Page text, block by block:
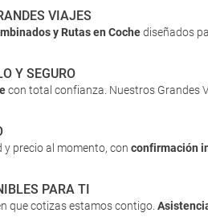
VIAJES
y Rutas en Cochediseñados
Y SEGURO
con total confianza. Nuestros Grandes
y precio al momento, conconfirmación
PARA TI
que cotizas estamos contigo.